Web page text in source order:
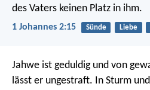
des Vaters keinen Platz in ihm.
1 Johannes 2:15 Sünde Liebe
Jahwe ist geduldig und von
lässt er ungestraft. In Sturm